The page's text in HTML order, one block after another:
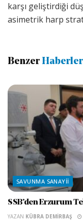
karşı geliştirdiği
asimetrik harp
Benzer Haberler
SAVUNMA SANAYII
SSB’den Erzurum
YAZAN KÜBRA DEMIRBAŞ